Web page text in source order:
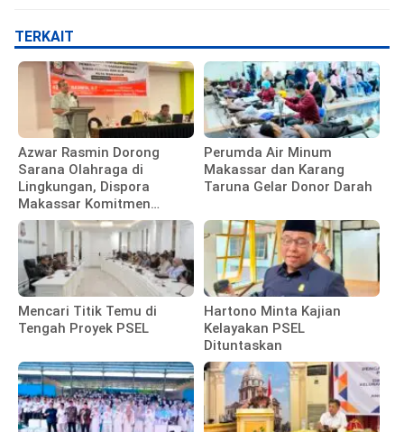
TERKAIT
Azwar Rasmin Dorong
Sarana Olahraga di
Lingkungan, Dispora
Makassar Komitmen
Bangun Fasilitas
Perumda Air Minum
Makassar dan Karang
Taruna Gelar Donor Darah
Mencari Titik Temu di
Tengah Proyek PSEL
Hartono Minta Kajian
Kelayakan PSEL
Dituntaskan